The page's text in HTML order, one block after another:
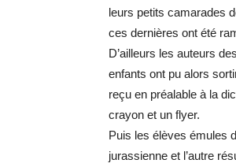
leurs petits camarades
ces dernières ont été
D’ailleurs les auteurs
enfants ont pu alors
reçu en préalable à la
crayon et un flyer.
Puis les élèves émules
jurassienne et l’autre